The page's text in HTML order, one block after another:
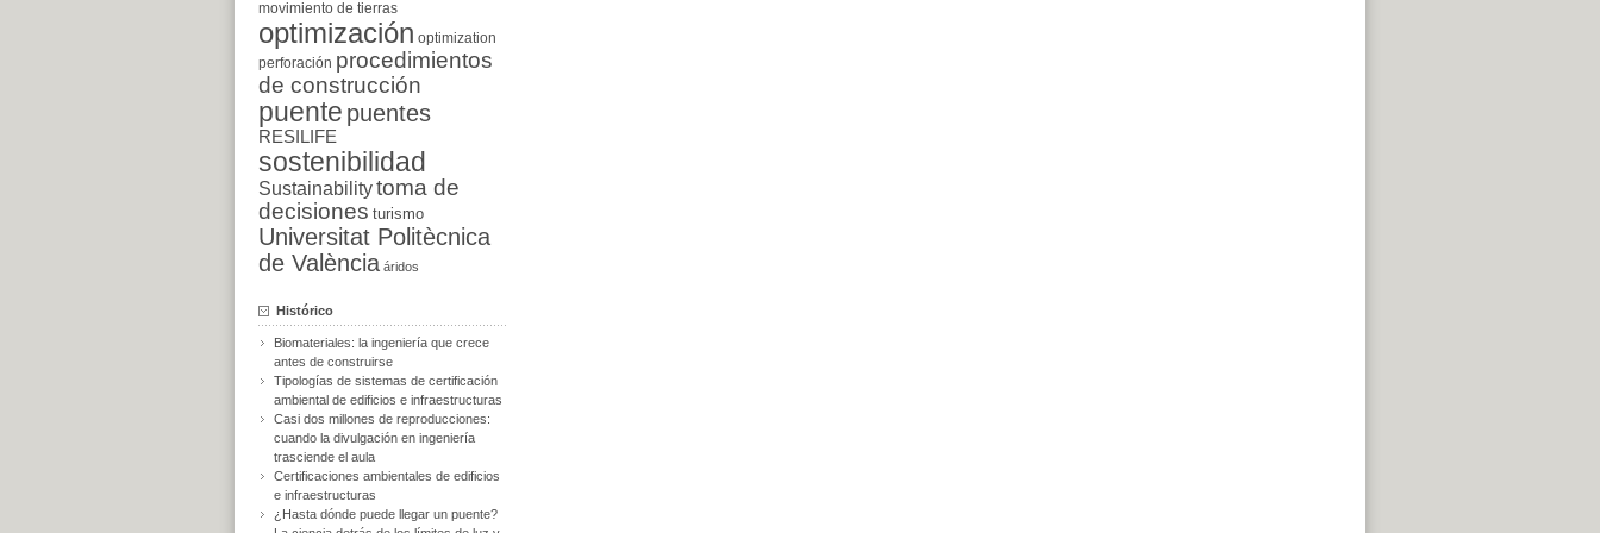
movimiento de tierras
optimización optimization
perforación procedimientos
de construcción
puente puentes
RESILIFE
sostenibilidad
Sustainabilitytoma de
decisiones turismo
Universitat Politècnica
de València áridos
Histórico
Biomateriales: la ingeniería que crece
antes de construirse
Tipologías de sistemas de certificación
ambiental de edificios e infraestructuras
Casi dos millones de reproducciones:
cuando la divulgación en ingeniería
trasciende el aula
Certificaciones ambientales de edificios
e infraestructuras
¿Hasta dónde puede llegar un puente?